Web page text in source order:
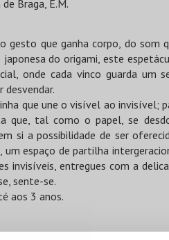
Braga, E.M.
gesto que ganha corpo, do som
do origami, este
onde cada vinco guarda um
desvendar.
que une o visível ao invisível;
que, tal como o papel, se
si a possibilidade de ser
espaço de partilha
invisíveis, entregues com a
sente-se.
aos 3 anos.